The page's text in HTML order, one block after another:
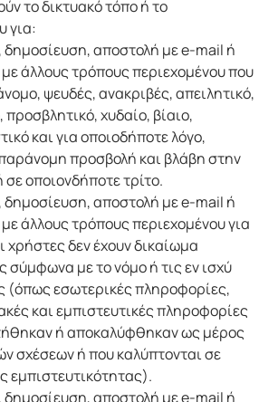
το δικτυακό τόπο ή το
για:
αποστολή με e-mail ή
άλλους τρόπους περιεχομένου που
ψευδές, ανακριβές, απειλητικό,
προσβλητικό, χυδαίο, βίαιο,
και για οποιοδήποτε λόγο,
προσβολή και βλάβη στην
σε οποιονδήποτε τρίτο.
αποστολή με e-mail ή
άλλους τρόπους περιεχομένου για
χρήστες δεν έχουν δικαίωμα
σύμφωνα με το νόμο ή τις εν ισχύ
(όπως εσωτερικές πληροφορίες,
και εμπιστευτικές πληροφορίες
ή αποκαλύφθηκαν ως μέρος
σχέσεων ή που καλύπτονται σε
εμπιστευτικότητας).
αποστολή με e-mail ή